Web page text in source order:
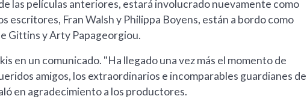
las películas anteriores, estará involucrado nuevamente como
escritores, Fran Walsh y Philippa Boyens, están a bordo como
Gittins y Arty Papageorgiou.
en un comunicado. "Ha llegado una vez más el momento de
amigos, los extraordinarios e incomparables guardianes de
en agradecimiento a los productores.